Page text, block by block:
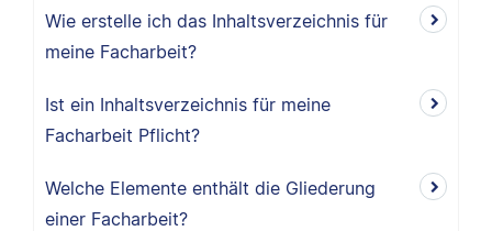
Wie erstelle ich das Inhaltsverzeichnis für
meine Facharbeit?
Ist ein Inhaltsverzeichnis für meine
Facharbeit Pflicht?
Welche Elemente enthält die Gliederung
einer Facharbeit?